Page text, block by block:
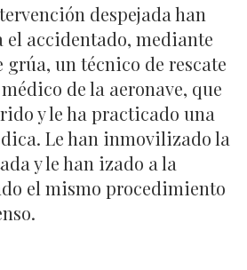
despejada han
el accidentado, mediante
un técnico de rescate
de la aeronave, que
y le ha practicado una
Le han inmovilizado la
y le han izado a la
el mismo procedimiento